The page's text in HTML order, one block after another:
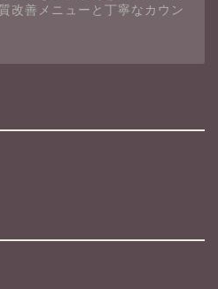
改善メニューと丁寧なカウン